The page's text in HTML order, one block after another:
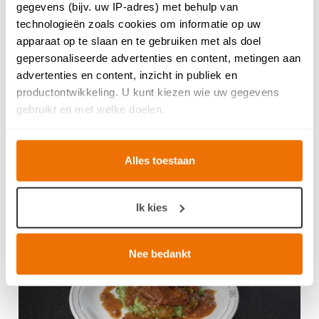
gegevens (bijv. uw IP-adres) met behulp van
technologieën zoals cookies om informatie op uw
apparaat op te slaan en te gebruiken met als doel
gepersonaliseerde advertenties en content, metingen aan
advertenties en content, inzicht in publiek en
productontwikkeling. U kunt kiezen wie uw gegevens
gebruikt en met welke doelen.
Als u het toestaat, willen we ook graag:
Informatie verzamelen over uw geografische locatie,
die tot een paar meter nauwkeurig kan zijn
op specifieke eigenschappen (fingerprinting)
Lees meer over hoe uw persoonlijke gegevens worden
verwerkt en stel uw voorkeuren in het
intrekken in de Cookieverklaring.
Alles toestaan
Ik kies
Nee bedankt
Recepten van SOS Piet: romige pasta
pesto met kip en champignons
Gepost: 4 april 2026 19:00 in Recepten